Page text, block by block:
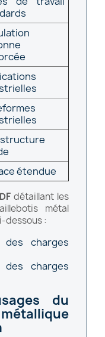
étendue
détaillant les
métal
dessous :
des charges
des charges
du